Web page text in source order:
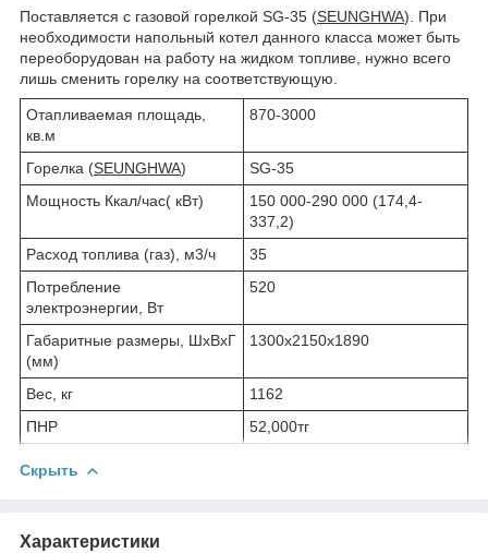
Поставляется с газовой горелкой SG-35 (SEUNGHWA). При
необходимости напольный котел данного класса может быть
переоборудован на работу на жидком топливе, нужно всего
лишь сменить горелку на соответствующую.
Отапливаемая площадь,
кв.м
870-3000
Горелка (SEUNGHWA)
SG-35
Мощность Ккал/час( кВт)
150 000-290 000 (174,4-
337,2)
Расход топлива (газ), м3/ч
35
Потребление
электроэнергии, Вт
520
Габаритные размеры, ШхВхГ
(мм)
1300х2150х1890
Вес, кг
1162
ПНР
52,000тг
Скрыть
Характеристики